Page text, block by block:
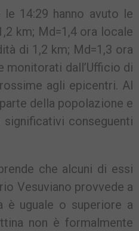
14:29 hanno avuto le
km; Md=1,4 ora locale
di 1,2 km; Md=1,3 ora
monitorati dall’Ufficio di
agli epicentri. Al
della popolazione e
conseguenti
che alcuni di essi
Vesuviano provvede a
è uguale o superiore a
non è formalmente